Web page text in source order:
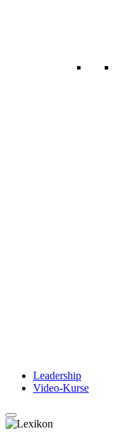
Leadership
Video-Kurse